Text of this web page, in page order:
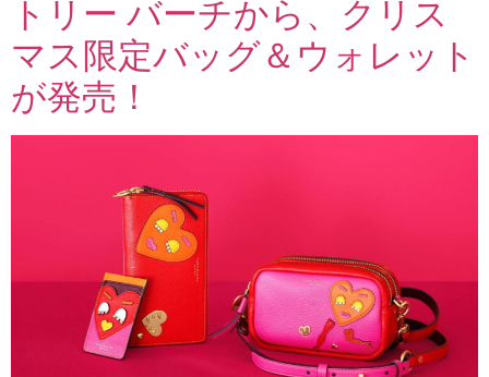
トリー バーチから、クリス
マス限定バッグ＆ウォレット
が発売！